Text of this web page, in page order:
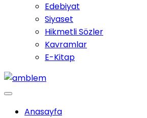
Edebiyat
Siyaset
Hikmetli Sözler
Kavramlar
E-Kitap
Anasayfa